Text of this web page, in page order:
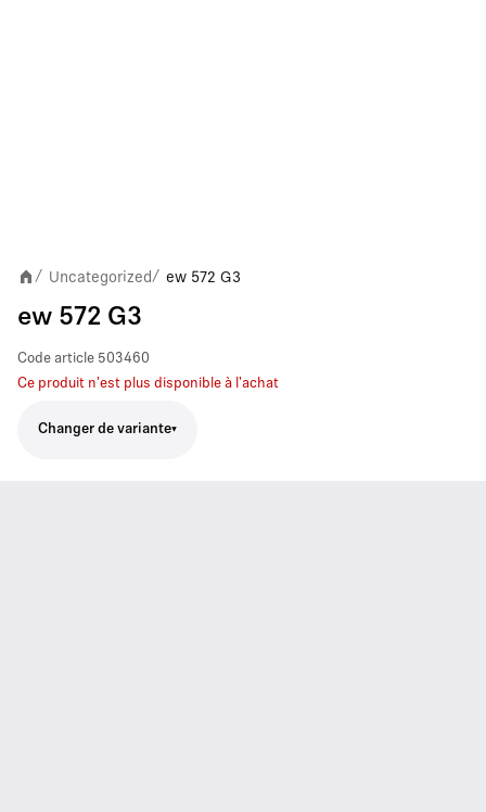
/ Uncategorized/ ew 572 G3
ew 572 G3
Code article 503460
Ce produit n'est plus disponible à l'achat
Changer de variante